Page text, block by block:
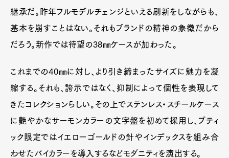
継承だ。昨年フルモデルチェンジといえる刷新をしながらも、
基本を崩すことはない。それもブランドの精神の象徴だから
だろう。新作では待望の38㎜ケースが加わった。
これまでの40㎜に対し、より引き締まったサイズに魅力を凝
縮する。それも、誇示ではなく、抑制によって個性を表現して
きたコレクションらしい。その上でステンレス・スチールケース
に艶やかなサーモンカラーの文字盤を初めて採用し、ブティ
ック限定ではイエローゴールドの針やインデックスを組み合
わせたバイカラーを導入するなどモダニティを演出する。